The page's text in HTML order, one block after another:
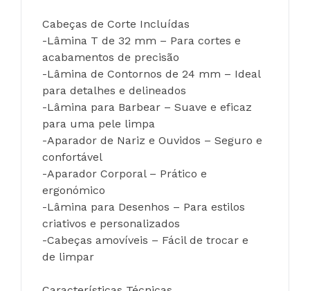
Cabeças de Corte Incluídas
-Lâmina T de 32 mm – Para cortes e
acabamentos de precisão
-Lâmina de Contornos de 24 mm – Ideal
para detalhes e delineados
-Lâmina para Barbear – Suave e eficaz
para uma pele limpa
-Aparador de Nariz e Ouvidos – Seguro e
confortável
-Aparador Corporal – Prático e
ergonómico
-Lâmina para Desenhos – Para estilos
criativos e personalizados
-Cabeças amovíveis – Fácil de trocar e
de limpar